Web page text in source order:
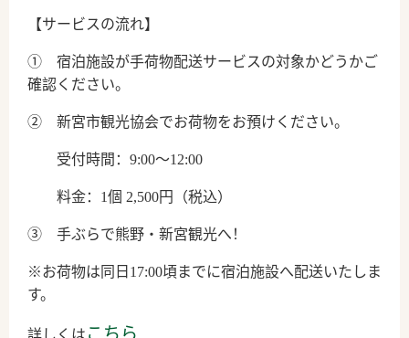
【サービスの流れ】
① 宿泊施設が手荷物配送サービスの対象かどうかご
確認ください。
② 新宮市観光協会でお荷物をお預けください。
受付時間：9:00～12:00
料金：1個 2,500円（税込）
③ 手ぶらで熊野・新宮観光へ！
※お荷物は同日17:00頃までに宿泊施設へ配送いたしま
す。
詳しくは こちら